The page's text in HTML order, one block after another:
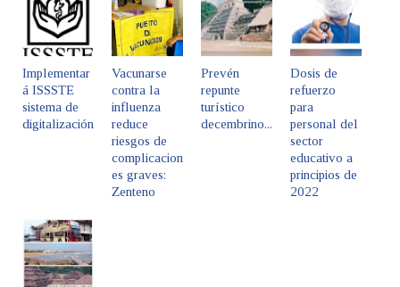
Implementar
á ISSSTE
sistema de
digitalización
Vacunarse
contra la
influenza
reduce
riesgos de
complicacion
es graves:
Zenteno
Prevén
repunte
turístico
decembrino...
Dosis de
refuerzo
para
personal del
sector
educativo a
principios de
2022